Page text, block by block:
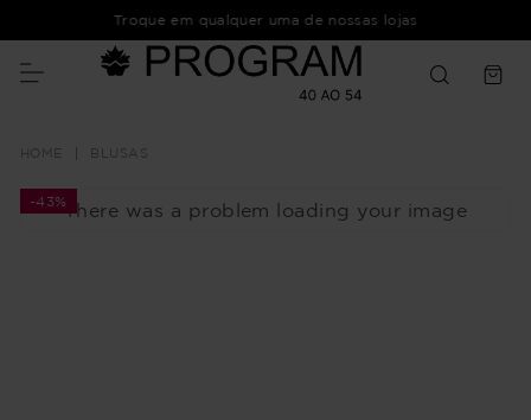
Troque em qualquer uma de nossas lojas
BLUSAS
There was a problem loading your image
-43%